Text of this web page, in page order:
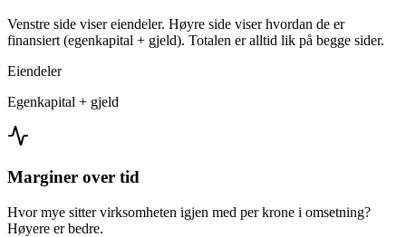
Venstre side viser eiendeler. Høyre side viser hvordan de er
finansiert (egenkapital + gjeld). Totalen er alltid lik på begge sider.
Eiendeler
Egenkapital + gjeld
Marginer over tid
Hvor mye sitter virksomheten igjen med per krone i omsetning?
Høyere er bedre.